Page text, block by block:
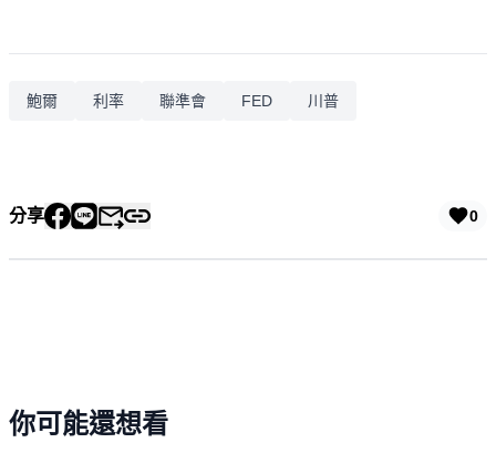
鮑爾 利率 聯準會 FED 川普
分享 0
你可能還想看